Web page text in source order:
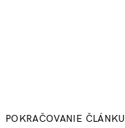
POKRAČOVANIE ČLÁNKU